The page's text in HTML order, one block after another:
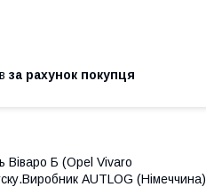
за рахунок покупця
Віваро Б (Opel Vivaro
AUTLOG (Німеччина)